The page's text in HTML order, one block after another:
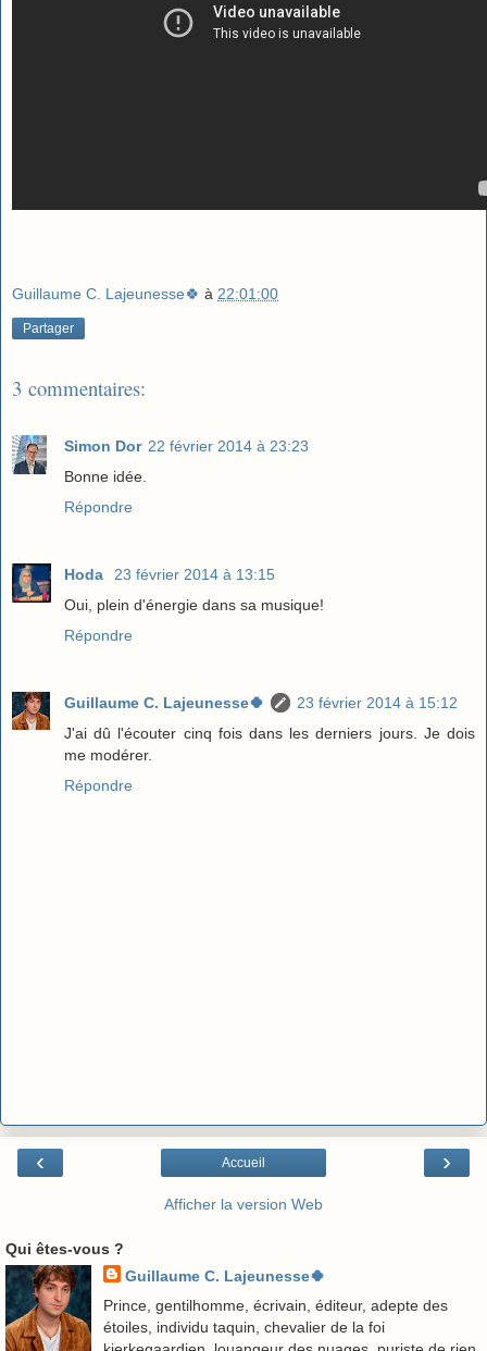
Guillaume C. Lajeunesse🍀 à 22:01:00
Partager
3 commentaires:
Simon Dor 22 février 2014 à 23:23
Bonne idée.
Répondre
Hoda
23 février 2014 à 13:15
Oui, plein d'énergie dans sa musique!
Répondre
Guillaume C. Lajeunesse🍀
23 février 2014 à 15:12
J'ai dû l'écouter cinq fois dans les derniers jours. Je dois
me modérer.
Répondre
‹ ›
Accueil
Afficher la version Web
Qui êtes-vous ?
Guillaume C. Lajeunesse🍀
Prince, gentilhomme, écrivain, éditeur, adepte des
étoiles, individu taquin, chevalier de la foi